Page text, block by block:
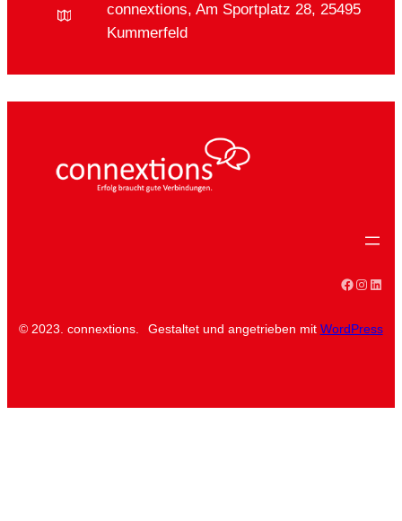
connextions, Am Sportplatz 28, 25495
Kummerfeld
Facebook
© 2023. connextions. Gestaltet und angetrieben mit WordPress